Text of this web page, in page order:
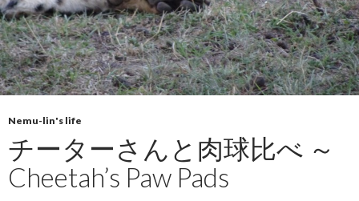
Nemu-lin's life
チーターさんと肉球比べ ～
Cheetah’s Paw Pads